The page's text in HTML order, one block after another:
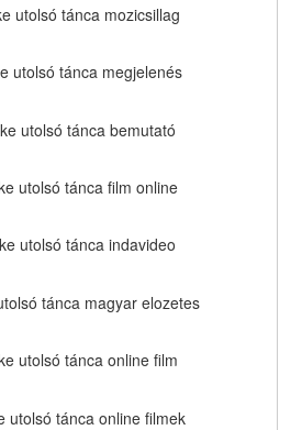
utolsó tánca mozicsillag
utolsó tánca megjelenés
utolsó tánca bemutató
utolsó tánca film online
utolsó tánca indavideo
tánca magyar elozetes
utolsó tánca online film
utolsó tánca online filmek